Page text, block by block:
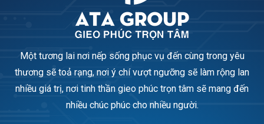
Một tương lai nơi nếp sống phục vụ đến cùng trong yêu
thương sẽ toả rạng, nơi ý chí vượt ngưỡng sẽ làm rộng lan
nhiều giá trị, nơi tinh thần gieo phúc trọn tâm sẽ mang đến
nhiều chúc phúc cho nhiều người.